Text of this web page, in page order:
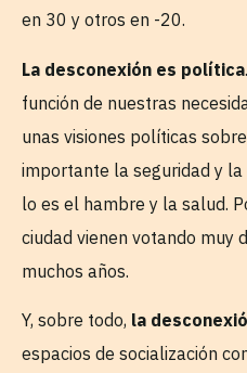
en 30 y otros en -20.
La desconexión es política
función de nuestras
unas visiones políticas
importante la seguridad y
lo es el hambre y la salud.
ciudad vienen votando muy
muchos años.
Y, sobre todo, la
espacios de socialización